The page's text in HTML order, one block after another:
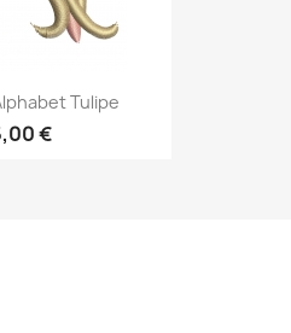
Tulipe
€